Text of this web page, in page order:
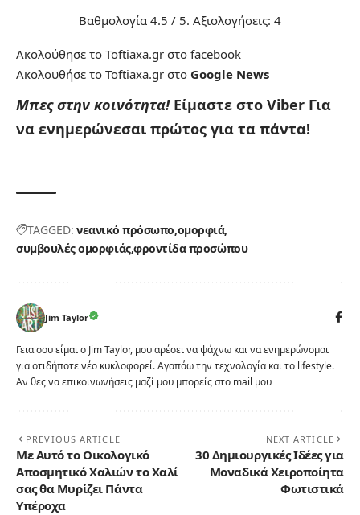
Βαθμολογία 4.5 / 5. Αξιολογήσεις: 4
Ακολούθησε το Toftiaxa.gr στο facebook
Ακολουθήσε το Toftiaxa.gr στο Google News
Μπες στην κοινότητα! Είμαστε στο Viber Για
να ενημερώνεσαι πρώτος για τα πάντα!
TAGGED: νεανικό πρόσωπο ομορφιά
συμβουλές ομορφιάςφροντίδα προσώπου
Jim Taylor
Γεια σου είμαι ο Jim Taylor, μου αρέσει να ψάχνω και να ενημερώνομαι
για οτιδήποτε νέο κυκλοφορεί. Αγαπάω την τεχνολογία και το lifestyle.
Αν θες να επικοινωνήσεις μαζί μου μπορείς στο mail μου
PREVIOUS ARTICLE
Με Αυτό το Οικολογικό
Αποσμητικό Χαλιών το Χαλί
σας θα Μυρίζει Πάντα
Υπέροχα
NEXT ARTICLE
30 Δημιουργικές Ιδέες για
Μοναδικά Χειροποίητα
Φωτιστικά